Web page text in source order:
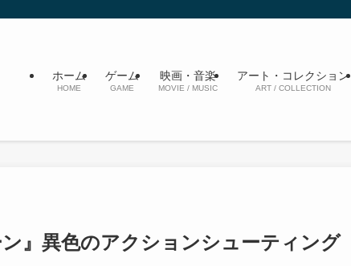
ホーム
HOME
ゲーム
GAME
映画・音楽
MOVIE / MUSIC
アート・コレクション
ART / COLLECTION
』異色のアクションシューティング